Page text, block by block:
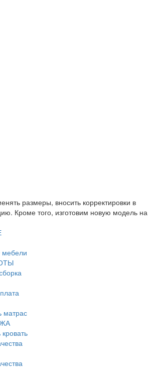
размеры, вносить корректировки в
Кроме того, изготовим новую модель на
мебели
матрас